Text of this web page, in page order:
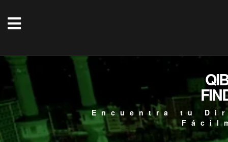
Encuentra tu